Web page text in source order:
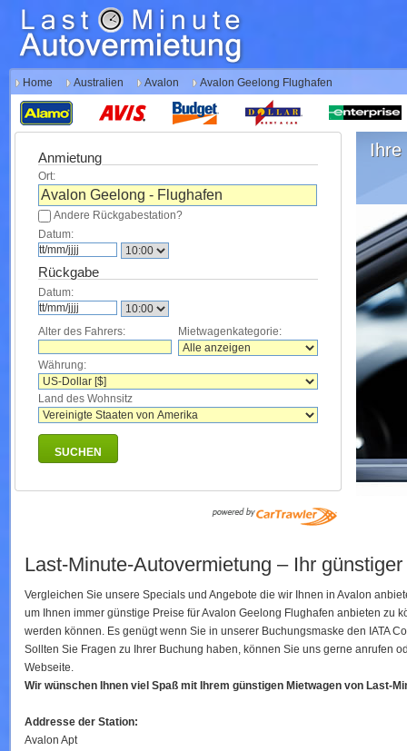
Home Australien Avalon Avalon Geelong Flughafen
Anmietung
Ort:
Andere Rückgabestation?
Datum:
Rückgabe
Datum:
Alter des Fahrers: Mietwagenkategorie:
Währung:
Land des Wohnsitz
SUCHEN
Ihre
Last-Minute-Autovermietung – Ihr
Vergleichen Sie unsere Specials und Angebote die wir Ihnen in Avalon
um Ihnen immer günstige Preise für Avalon Geelong Flughafen anbieten zu
werden können. Es genügt wenn Sie in unserer Buchungsmaske den IATA
Sollten Sie Fragen zu Ihrer Buchung haben, können Sie uns gerne anrufen
Webseite.
Wir wünschen Ihnen viel Spaß mit Ihrem günstigen Mietwagen von Last-
Addresse der Station:
Avalon Apt